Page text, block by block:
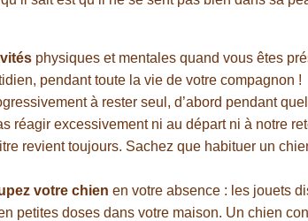
physiques et mentales quand vous êtes
pendant toute la vie de votre compagnon !
à rester seul, d’abord pendant
réagir excessivement ni au départ ni à notre
revient toujours. Sachez que habituer un
votre chien en votre absence : les jouets
petites doses dans votre maison. Un chien